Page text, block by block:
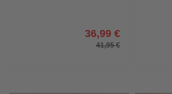
36,99 €
41,95 €